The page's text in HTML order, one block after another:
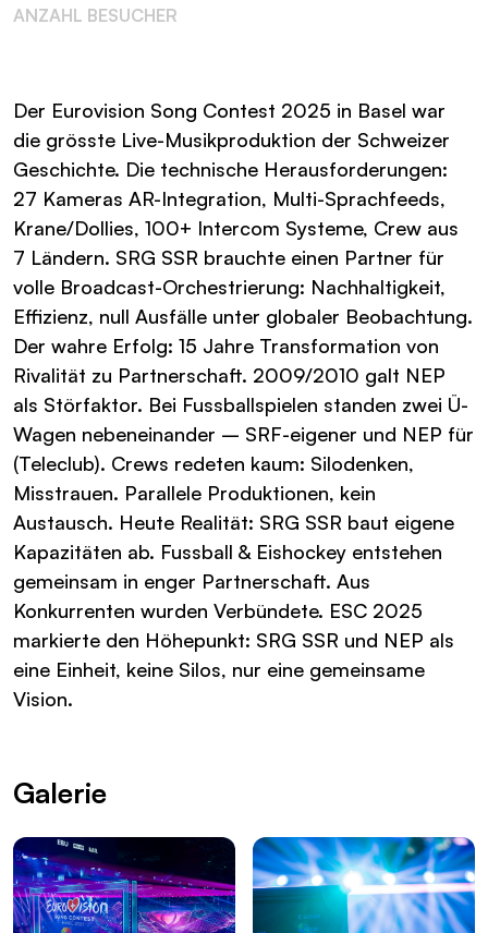
ANZAHL BESUCHER
Der Eurovision Song Contest 2025 in Basel war
die grösste Live-Musikproduktion der Schweizer
Geschichte. Die technische Herausforderungen:
27 Kameras AR-Integration, Multi-Sprachfeeds,
Krane/Dollies, 100+ Intercom Systeme, Crew aus
7 Ländern. SRG SSR brauchte einen Partner für
volle Broadcast-Orchestrierung: Nachhaltigkeit,
Effizienz, null Ausfälle unter globaler Beobachtung.
Der wahre Erfolg: 15 Jahre Transformation von
Rivalität zu Partnerschaft. 2009/2010 galt NEP
als Störfaktor. Bei Fussballspielen standen zwei Ü-
Wagen nebeneinander – SRF-eigener und NEP für
(Teleclub). Crews redeten kaum: Silodenken,
Misstrauen. Parallele Produktionen, kein
Austausch. Heute Realität: SRG SSR baut eigene
Kapazitäten ab. Fussball & Eishockey entstehen
gemeinsam in enger Partnerschaft. Aus
Konkurrenten wurden Verbündete. ESC 2025
markierte den Höhepunkt: SRG SSR und NEP als
eine Einheit, keine Silos, nur eine gemeinsame
Vision.
Galerie